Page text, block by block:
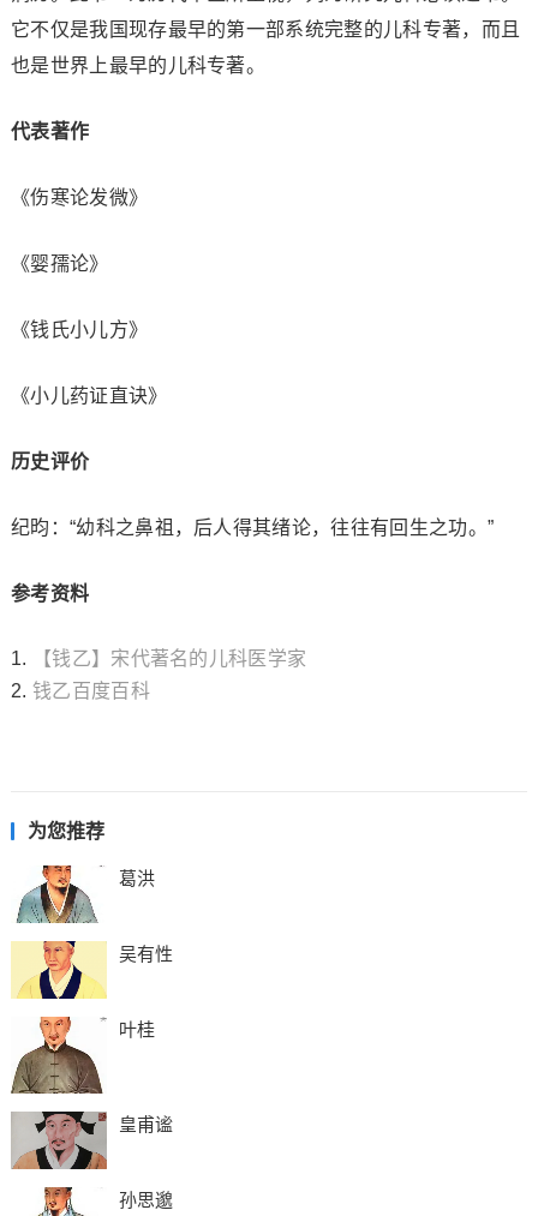
它不仅是我国现存最早的第一部系统完整的儿科专著，而且
也是世界上最早的儿科专著。
代表著作
《伤寒论发微》
《婴孺论》
《钱氏小儿方》
《小儿药证直诀》
历史评价
纪昀：“幼科之鼻祖，后人得其绪论，往往有回生之功。”
参考资料
1.
【钱乙】宋代著名的儿科医学家
2. 钱乙百度百科
为您推荐
葛洪
吴有性
叶桂
皇甫谧
孙思邈